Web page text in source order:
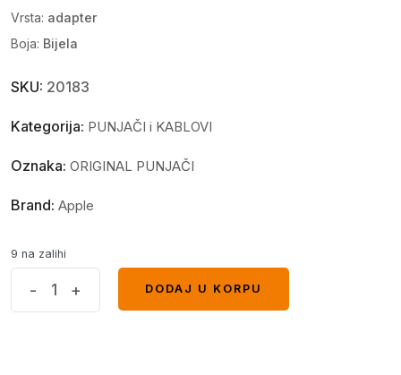
Vrsta: adapter
Boja: Bijela
SKU: 20183
Kategorija: PUNJAČI i KABLOVI
Oznaka: ORIGINAL PUNJAČI
Brand: Apple
9 na zalihi
- +
DODAJ U KORPU